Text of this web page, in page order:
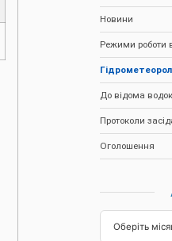
Новини
Режими роботи
До відома
Протоколи
Оголошення